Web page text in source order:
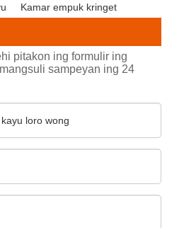
Kamar empuk kringet
pitakon ing formulir ing
sampeyan ing 24